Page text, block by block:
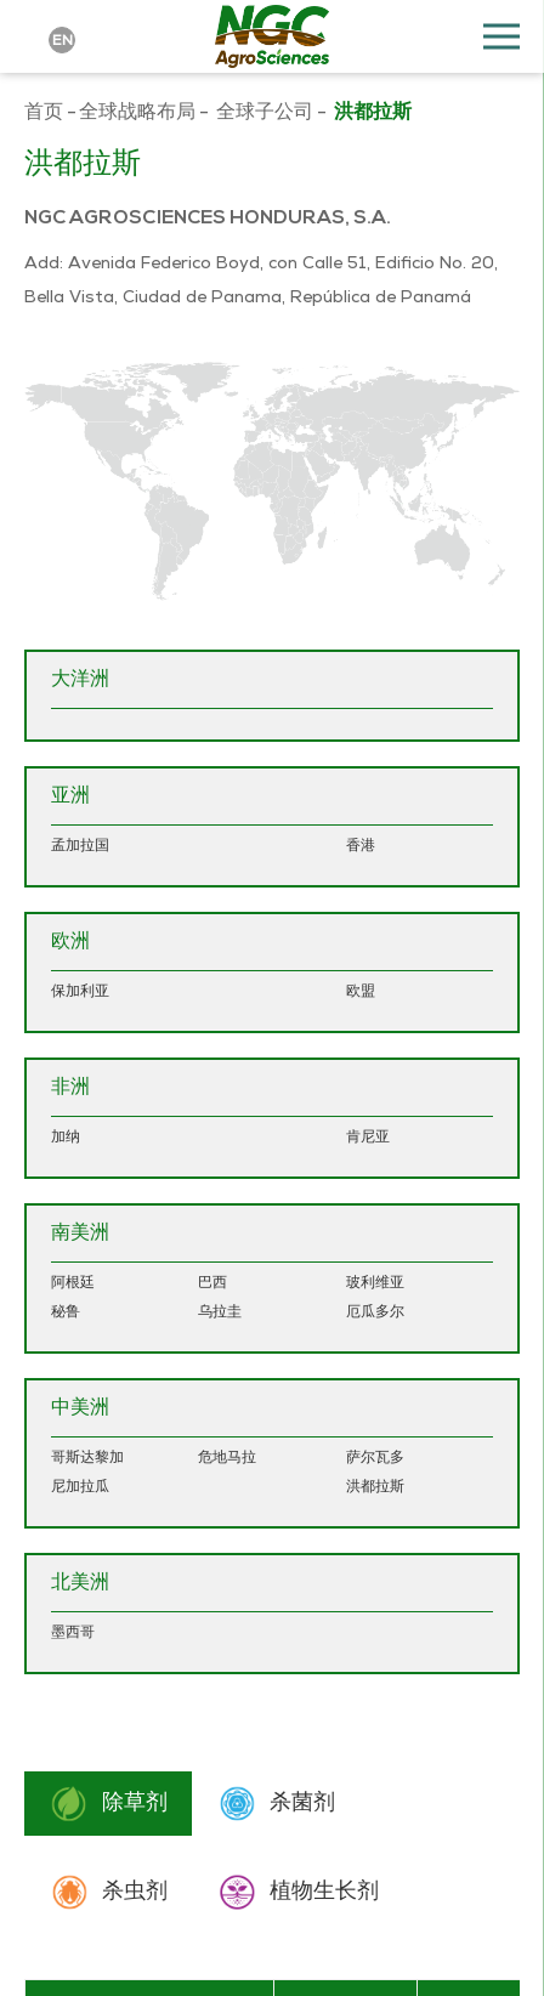
EN
首页-全球战略布局 - 全球子公司 - 洪都拉斯
洪都拉斯
NGC AGROSCIENCES HONDURAS, S.A.
Add: Avenida Federico Boyd, con Calle 51, Edificio No. 20,
Bella Vista, Ciudad de Panama, República de Panamá
大洋洲
亚洲
孟加拉国 香港
欧洲
保加利亚 欧盟
非洲
加纳 肯尼亚
南美洲
阿根廷 玻利维亚
巴西
厄瓜多尔
秘鲁 乌拉圭
中美洲
哥斯达黎加 萨尔瓦多
危地马拉
洪都拉斯
尼加拉瓜
北美洲
墨西哥
除草剂 杀菌剂
杀虫剂 植物生长剂